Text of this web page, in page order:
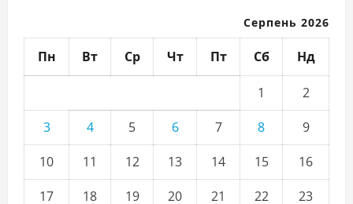
Серпень 2026
Пн Вт Ср Чт Пт Сб Нд
1
2
3
4 5 6 7 8
9
10
11 12 13 14 15
16
17
18 19 20 21 22
23